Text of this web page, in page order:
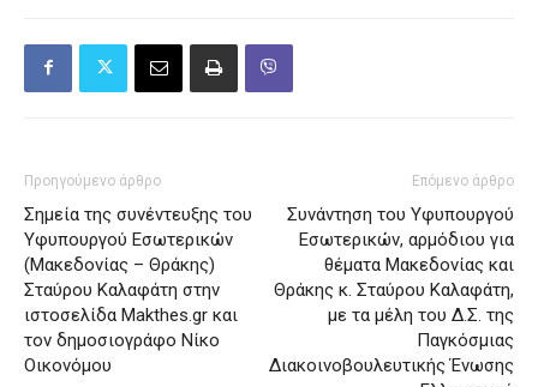
Προηγούμενο άρθρο
Σημεία της συνέντευξης του
Υφυπουργού Εσωτερικών
(Μακεδονίας – Θράκης)
Σταύρου Καλαφάτη στην
ιστοσελίδα Makthes.gr και
τον δημοσιογράφο Νίκο
Οικονόμου
Επόμενο άρθρο
Συνάντηση του Υφυπουργού
Εσωτερικών, αρμόδιου για
θέματα Μακεδονίας και
Θράκης κ. Σταύρου Καλαφάτη,
με τα μέλη του Δ.Σ. της
Παγκόσμιας
Διακοινοβουλευτικής Ένωσης